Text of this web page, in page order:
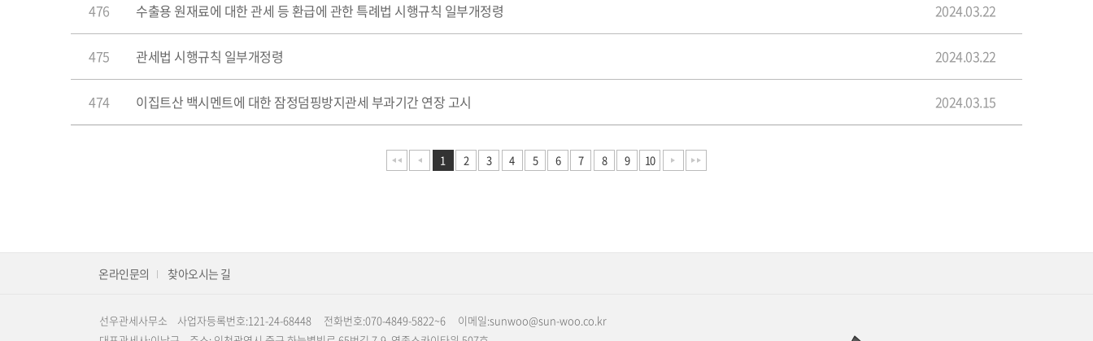
476 수출용 원재료에 대한 관세 등 환급에 관한 특례법 시행규칙 일부개정령 2024.03.22
475 관세법 시행규칙 일부개정령 2024.03.22
474 이집트산 백시멘트에 대한 잠정덤핑방지관세 부과기간 연장 고시 2024.03.15
1 2 3 4 5 6 7 8 9 10
온라인문의 찾아오시는 길
선우관세사무소 사업자등록번호:121-24-68448 전화번호:070-4849-5822~6
이메일:sunwoo@sun-woo.co.kr